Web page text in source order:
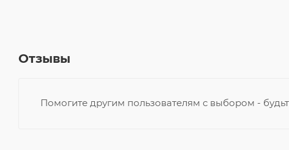
Отзывы
Помогите другим пользователям с выбором -